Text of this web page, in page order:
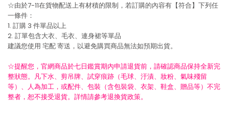
☆由於7-11在貨物配送上有材積的限制，若訂購的內容有【符合】下列任
一條件：
1. 訂購 3 件單品以上
2. 訂單包含大衣、毛衣、連身裙等單品
建議您使用 宅配寄送，以避免購買商品無法如預期出貨。
☆提醒您，官網商品於七日鑑賞期內申請退貨前，請確認商品保持全新完
整狀態。凡下水、剪吊牌、試穿痕跡（毛球、汙漬、妝粉、氣味殘留
等）、人為加工，或配件、包裝（含包裝袋、衣架、鞋盒、贈品等）不完
整者，恕不接受退貨。詳情請參考退換貨政策。